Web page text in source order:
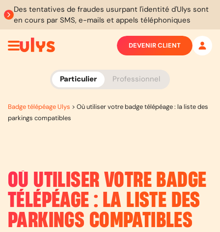
Des tentatives de fraudes usurpant l'identité d'Ulys sont
en cours par SMS, e-mails et appels téléphoniques
Particulier Professionnel
DEVENIR CLIENT
Badge télépéage Ulys > Où utiliser votre badge télépéage : la liste des
parkings compatibles
OÙ UTILISER VOTRE BADGE
TÉLÉPÉAGE : LA LISTE DES
PARKINGS COMPATIBLES